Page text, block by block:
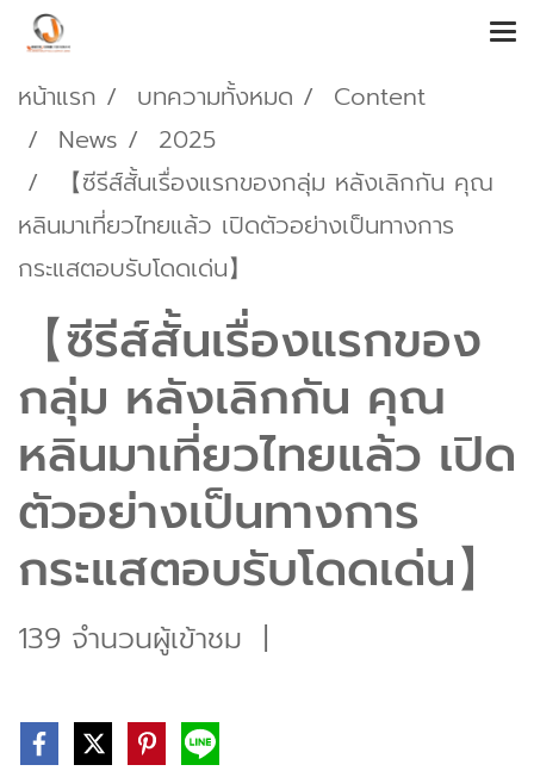
หน้าแรก บทความทั้งหมด
Content
News
2025
【ซีรีส์สั้นเรื่องแรกของกลุ่ม หลังเลิกกัน คุณ
หลินมาเที่ยวไทยแล้ว เปิดตัวอย่างเป็นทางการ
กระแสตอบรับโดดเด่น】
【ซีรีส์สั้นเรื่องแรกของ
กลุ่ม หลังเลิกกัน คุณ
หลินมาเที่ยวไทยแล้ว เปิด
ตัวอย่างเป็นทางการ
กระแสตอบรับโดดเด่น】
139 จำนวนผู้เข้าชม |